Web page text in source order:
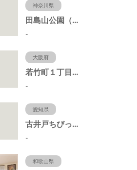
神奈川県
田島山公園（神奈川県藤沢市）
-
大阪府
若竹町１丁目第３公園（大阪府豊中市）
-
愛知県
古井戸ちびっ子広場（愛知県大府市）
-
和歌山県